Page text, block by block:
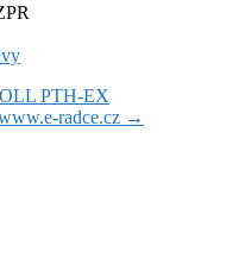
PTH-EX
radce.cz →